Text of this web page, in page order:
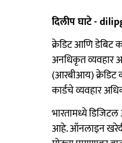
दिलीप घाटे -
क्रेडिट आणि डेबिट
अनधिकृत व्यवहार
(आरबीआय) क्रेडिट
कार्डचे व्यवहार
भारतामध्ये डिजिटल
आहे. ऑनलाइन